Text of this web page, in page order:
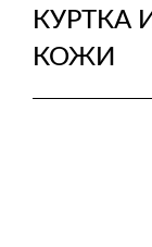
КУРТКА
КОЖИ